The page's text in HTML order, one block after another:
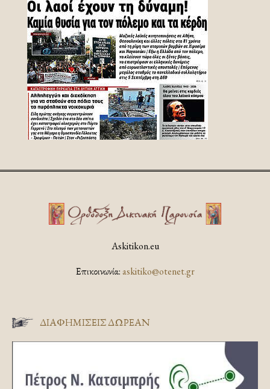
Askitikon.eu
Επικοινωνία:askitiko@otenet.gr
ΔΙΑΦΗΜΊΣΕΙΣ ΔΩΡΕΆΝ